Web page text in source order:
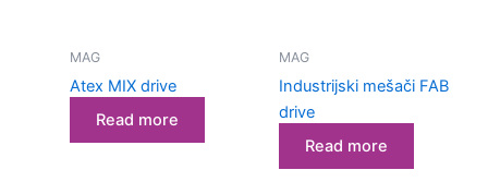
MAG
Atex MIX drive
Read more
MAG
Industrijski mešači FAB
drive
Read more